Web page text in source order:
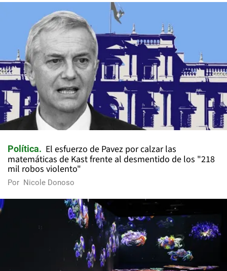
Política
El esfuerzo de Pavez por calzar las
matemáticas de Kast frente al desmentido de los "218
mil robos violento"
Por Nicole Donoso